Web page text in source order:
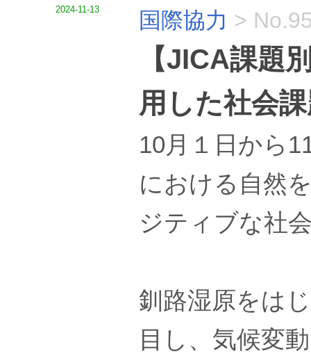
2024-11-13 国際協力 >
【JICA課題
用した社会
10月１日から
における自然
ジティブな社
釧路湿原をは
目し、気候変